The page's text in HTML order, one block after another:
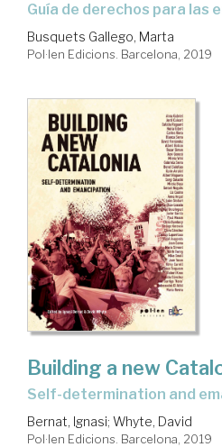
guía de derechos para las
Busquets Gallego, Marta
Pol·len Edicions. Barcelona, 2019
Building a new
self-determination and
Bernat, Ignasi; Whyte, David
Pol·len Edicions. Barcelona, 2019